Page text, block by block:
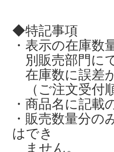
◆特記事項
・表示の在庫
別販売部門に
在庫数に誤差
（ご注文受付
・商品名に記
・販売数量分
はでき
ません。